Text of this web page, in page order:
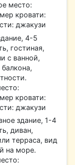
место:
кровати:
джакузи
4-5
гостиная,
с ванной,
кровати:
джакузи
здание, 1-4
диван,
терраса, вид
на море.